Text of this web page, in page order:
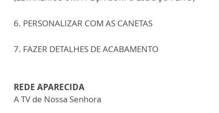
6. PERSONALIZAR COM AS CANETAS
7. FAZER DETALHES DE ACABAMENTO
REDE APARECIDA
A TV de Nossa Senhora